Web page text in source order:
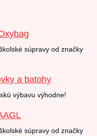
súpravy od značky
a batohy
výbavu výhodne!
súpravy od značky